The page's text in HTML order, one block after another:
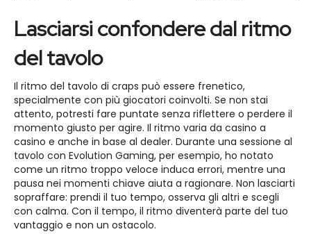
Lasciarsi confondere dal ritmo
del tavolo
Il ritmo del tavolo di craps può essere frenetico,
specialmente con più giocatori coinvolti. Se non stai
attento, potresti fare puntate senza riflettere o perdere il
momento giusto per agire. Il ritmo varia da casino a
casino e anche in base al dealer. Durante una sessione al
tavolo con Evolution Gaming, per esempio, ho notato
come un ritmo troppo veloce induca errori, mentre una
pausa nei momenti chiave aiuta a ragionare. Non lasciarti
sopraffare: prendi il tuo tempo, osserva gli altri e scegli
con calma. Con il tempo, il ritmo diventerà parte del tuo
vantaggio e non un ostacolo.